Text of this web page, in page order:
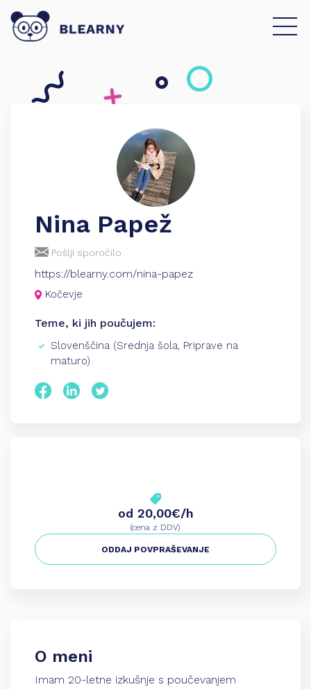
Nina Papež
Pošlji sporočilo
https://blearny.com/nina-papez
Kočevje
Teme, ki jih poučujem:
Slovenščina (Srednja šola, Priprave na
maturo)
od 20,00€/h
(cena z DDV)
ODDAJ POVPRAŠEVANJE
O meni
Imam 20-letne izkušnje s poučevanjem